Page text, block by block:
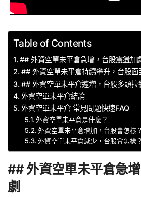
Table of Contents
## 外資空單未平倉急增，台股震盪加
## 外資空單未平倉持續攀升，台股面
## 外資空單未平倉遽增，台股多頭拉
外資空單未平倉結論
外資空單未平倉 常見問題快速FAQ
外資空單未平倉是什麼？
外資空單未平倉增加，台股會怎樣？
外資空單未平倉減少，台股會怎樣？
## 外資空單未平倉急
劇